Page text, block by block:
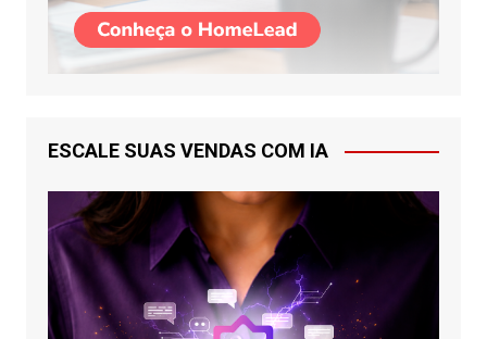
ESCALE SUAS VENDAS COM IA